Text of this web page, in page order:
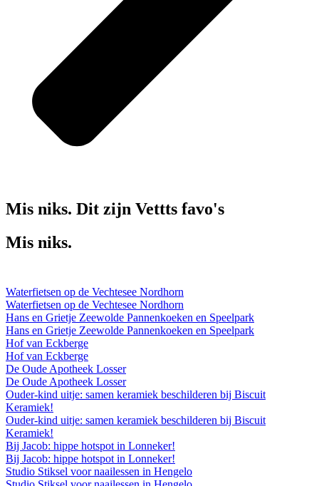
Mis niks. Dit zijn Vettts favo's
Mis niks.
Waterfietsen op de Vechtesee Nordhorn
Waterfietsen op de Vechtesee Nordhorn
Hans en Grietje Zeewolde Pannenkoeken en Speelpark
Hans en Grietje Zeewolde Pannenkoeken en Speelpark
Hof van Eckberge
Hof van Eckberge
De Oude Apotheek Losser
De Oude Apotheek Losser
Ouder-kind uitje: samen keramiek beschilderen bij Biscuit
Keramiek!
Ouder-kind uitje: samen keramiek beschilderen bij Biscuit
Keramiek!
Bij Jacob: hippe hotspot in Lonneker!
Bij Jacob: hippe hotspot in Lonneker!
Studio Stiksel voor naailessen in Hengelo